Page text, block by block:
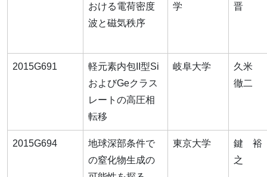
おける電荷密度
波と磁気秩序
学
晋
2015G691
軽元素内包II型Si
およびGeクラス
レートの高圧相
転移
岐阜大学
久米
徹二
2015G694
地球深部条件で
の窒化物生成の
東京大学
鍵 裕
之